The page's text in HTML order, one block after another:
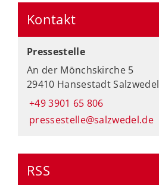
Kontakt
Pressestelle
An der Mönchskirche 5
29410 Hansestadt Salzwedel
+49 3901 65 806
pressestelle@salzwedel.de
RSS